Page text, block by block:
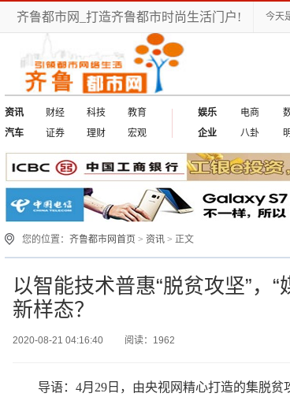
齐鲁都市网_打造齐鲁都市时尚生活门户! 今天
资讯 财经 科技
教育
汽车
证券 理财 宏观
娱乐 电商
企业
八卦
您的位置： 齐鲁都市网首页 > 资讯 > 正文
以智能技术普惠“脱贫攻坚”，
新样态？
2020-08-21 04:16:40 阅读：1962
导语：4月29日，由央视网精心打造的集脱